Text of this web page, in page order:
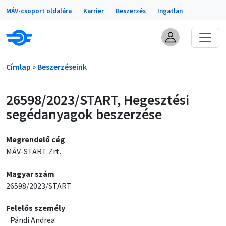
Ugrás a tartalomra
Portálok
MÁV-csoport oldalára Karrier Beszerzés Ingatlan
Morzsa
Címlap Beszerzéseink
26598/2023/START, Hegesztési
segédanyagok beszerzése
Megrendelő cég
MÁV-START Zrt.
Magyar szám
26598/2023/START
Felelős személy
Pándi Andrea